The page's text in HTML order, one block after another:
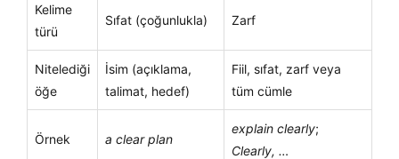
Kelime
türü
Sıfat (çoğunlukla) Zarf
Nitelediği
öğe
İsim (açıklama,
talimat, hedef)
Fiil, sıfat, zarf veya
tüm cümle
Örnek a clear plan
explain clearly;
Clearly, …